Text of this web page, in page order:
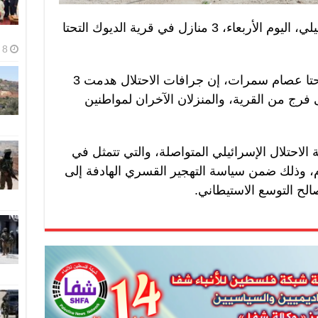
شفا – هدمت قوات الاحتلال الإسرائيلي، اليوم الأربعاء، 3 منازل في قرية الديوك التحتا
وقال أمين سر “فتح” في الديوك التحتا عصام سمرات، إن جرافات الاحتلال هدمت 3
من القرية، والمنزلان الآخران لمواطنين
الإسرائيلي المتواصلة، والتي تتمثل في
وذلك ضمن سياسة التهجير القسري الهادفة إلى
التوسع الاستيطاني.
8 أغسطس، 2026